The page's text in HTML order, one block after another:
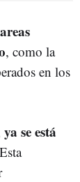
, como la
en los
ya se está